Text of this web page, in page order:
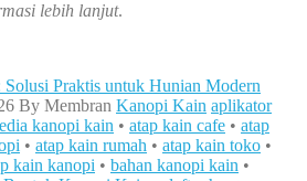
lebih lanjut.
By Membran Kanopi Kain aplikator
kanopi kain • atap kain cafe • atap
• atap kain rumah • atap kain toko •
kain kanopi • bahan kanopi kain •